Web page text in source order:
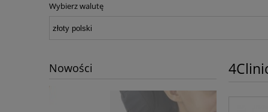
Wybierz walutę
Nowości